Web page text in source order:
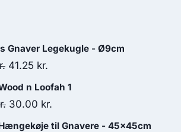
32.50 kr..
Gnaver Legekugle - Ø9cm
Den
oprindelige
pris
41.25 kr.
aktuelle
pris
n Loofah 1
Den
oprindelige
30.00 kr.
aktuelle
til Gnavere - 45x45cm